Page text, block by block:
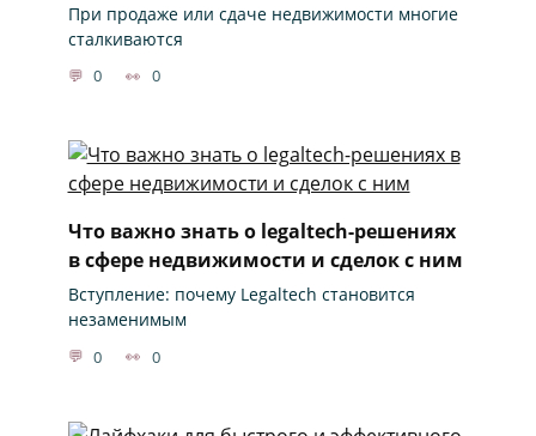
При продаже или сдаче недвижимости многие
сталкиваются
0 0
Что важно знать о legaltech-решениях
в сфере недвижимости и сделок с ним
Вступление: почему Legaltech становится
незаменимым
0 0